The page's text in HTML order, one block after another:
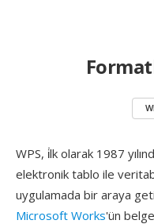
WPS, i̇lk olarak 1987
elektronik tablo ile
uygulamada bir araya
Microsoft Works'ün